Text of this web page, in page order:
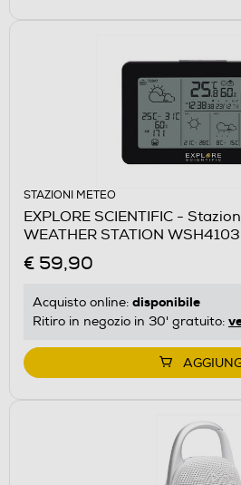
STAZIONI METEO
EXPLORE SCIENTIFIC -
WEATHER STATION
€ 59,90
Acquisto online: disponibile
Ritiro in negozio in 30' gratuito: